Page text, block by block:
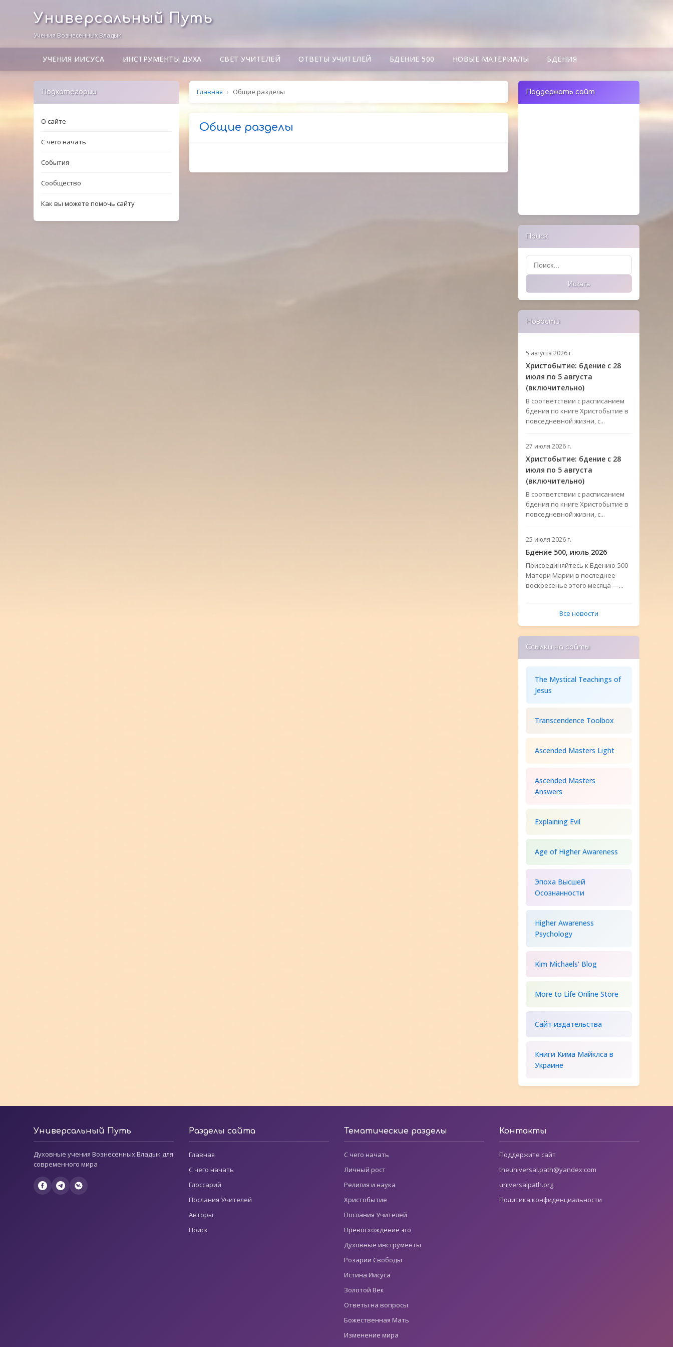
Универсальный Путь
Учения Вознесенных Владык
УЧЕНИЯ ИИСУСА ИНСТРУМЕНТЫ ДУХА СВЕТ УЧИТЕЛЕЙ ОТВЕТЫ УЧИТЕЛЕЙ БДЕНИЕ 500 НОВЫЕ МАТЕРИАЛЫ БДЕНИЯ
Подкатегории
О сайте
С чего начать
События
Сообщество
Как вы можете помочь сайту
Главная › Общие разделы
Общие разделы
Поддержать сайт
Поиск
Поиск
Искать
Новости
5 августа 2026 г.
Христобытие: бдение с 28
июля по 5 августа
(включительно)
В соответствии с расписанием
бдения по книге Христобытие в
повседневной жизни, с...
27 июля 2026 г.
Христобытие: бдение с 28
июля по 5 августа
(включительно)
В соответствии с расписанием
бдения по книге Христобытие в
повседневной жизни, с...
25 июля 2026 г.
Бдение 500, июль 2026
Присоединяйтесь к Бдению-500
Матери Марии в последнее
воскресенье этого месяца —...
Все новости
Ссылки на сайты
The Mystical Teachings of
Jesus
Transcendence Toolbox
Ascended Masters Light
Ascended Masters
Answers
Explaining Evil
Age of Higher Awareness
Эпоха Высшей
Осознанности
Higher Awareness
Psychology
Kim Michaels' Blog
More to Life Online Store
Сайт издательства
Книги Кима Майклса в
Украине
Универсальный Путь
Духовные учения Вознесенных Владык для
современного мира
Разделы сайта
Главная
С чего начать
Глоссарий
Послания Учителей
Авторы
Поиск
Тематические разделы
С чего начать
Личный рост
Религия и наука
Христобытие
Послания Учителей
Превосхождение эго
Духовные инструменты
Розарии Свободы
Истина Иисуса
Золотой Век
Ответы на вопросы
Божественная Мать
Изменение мира
Контакты
Поддержите сайт
theuniversal.path@yandex.com
universalpath.org
Политика конфиденциальности